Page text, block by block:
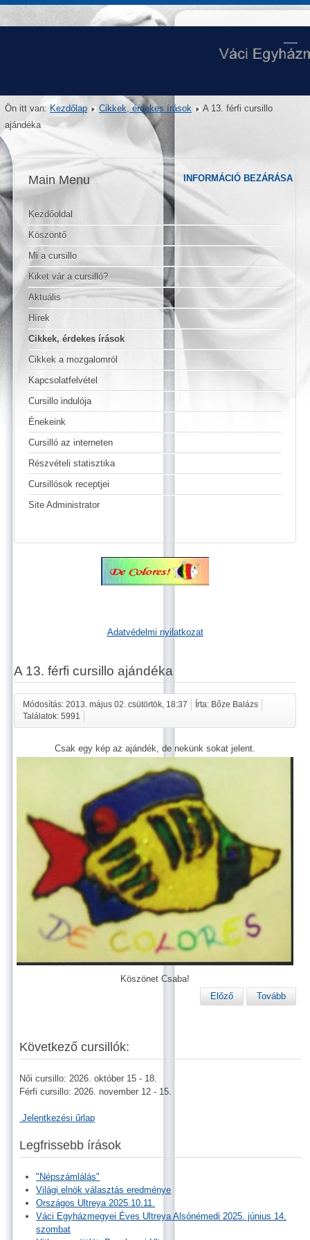
Ön itt van: Kezdőlap Cikkek, érdekes írások
A 13. férfi cursillo
ajándéka
Main Menu
Kezdőoldal
Köszöntő
Mi a cursillo
Kiket vár a cursilló?
Aktuális
Hírek
Cikkek, érdekes írások
Cikkek a mozgalomról
Kapcsolatfelvétel
Cursillo indulója
Énekeink
Cursilló az interneten
Részvételi statisztika
Cursillósok receptjei
Site Administrator
Adatvédelmi nyilatkozat
A 13. férfi cursillo ajándéka
Módosítás: 2013. május 02. csütörtök, 18:37
Írta: Bőze Balázs
Találatok: 5991
Csak egy kép az ajándék, de nekünk sokat jelent.
Köszönet Csaba!
Előző
Tovább
INFORMÁCIÓ BEZÁRÁSA
Következő cursillók:
Női cursillo: 2026. október 15 - 18.
Férfi cursillo: 2026. november 12 - 15.
Jelentkezési űrlap
Legfrissebb írások
"Népszámlálás"
Világi elnök választás eredménye
Országos Ultreya 2025.10.11.
Váci Egyházmegyei Éves Ultreya Alsónémedi 2025. június 14.
szombat